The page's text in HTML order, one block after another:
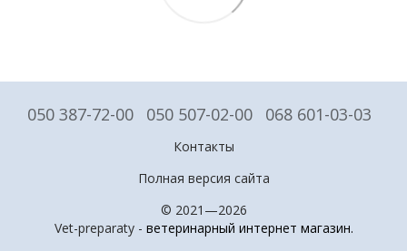
050 387-72-00 050 507-02-00 068 601-03-03
Контакты
Полная версия сайта
© 2021—2026
Vet-preparaty - ветеринарный интернет магазин.